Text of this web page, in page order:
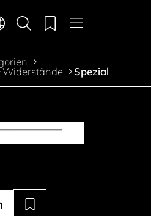
Menü
Produktsuche
Merkliste
Widerstände Spezial